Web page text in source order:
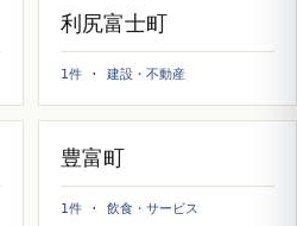
利尻富士町
1件 · 建設・不動産
豊富町
1件 · 飲食・サービス